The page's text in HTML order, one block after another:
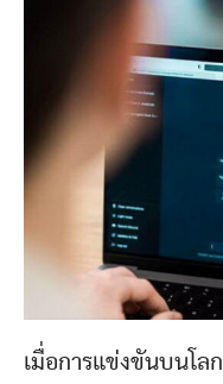
เมื่อการแข่งขันบนโล